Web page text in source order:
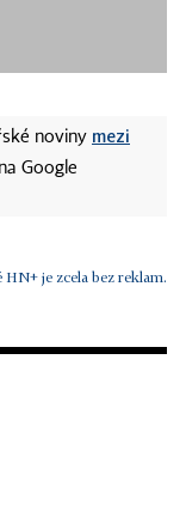
noviny mezi
na Google
HN+ je zcela bez reklam.